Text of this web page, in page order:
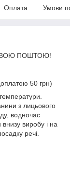
Оплата Умови
НОВОЮ ПОШТОЮ!
50 грн)
з лицьового
водночас
виробу і на
речі.